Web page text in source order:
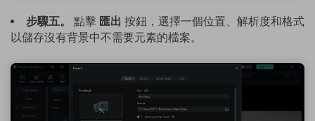
步驟五。 點擊 匯出 按鈕，選擇一個位置、解析度和格式
以儲存沒有背景中不需要元素的檔案。